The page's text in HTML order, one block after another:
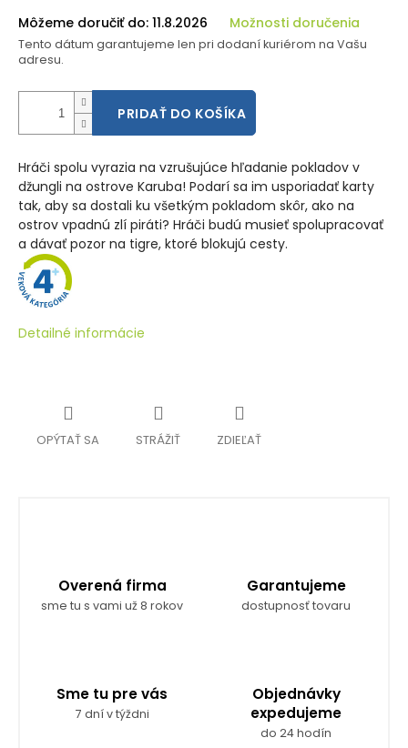
Môžeme doručiť do: 11.8.2026 Možnosti doručenia
Tento dátum garantujeme len pri dodaní kuriérom na Vašu
adresu.
PRIDAŤ DO KOŠÍKA
Hráči spolu vyrazia na vzrušujúce hľadanie pokladov v
džungli na ostrove Karuba! Podarí sa im usporiadať karty
tak, aby sa dostali ku všetkým pokladom skôr, ako na
ostrov vpadnú zlí piráti? Hráči budú musieť spolupracovať
a dávať pozor na tigre, ktoré blokujú cesty.
Detailné informácie
OPÝTAŤ SA STRÁŽIŤ ZDIEĽAŤ
Overená firma
sme tu s vami už 8 rokov
Garantujeme
dostupnosť tovaru
Sme tu pre vás
7 dní v týždni
Objednávky
expedujeme
do 24 hodín